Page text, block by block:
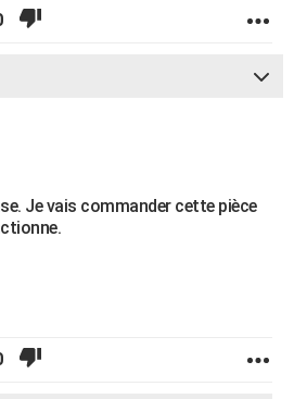
Je vais commander cette pièce